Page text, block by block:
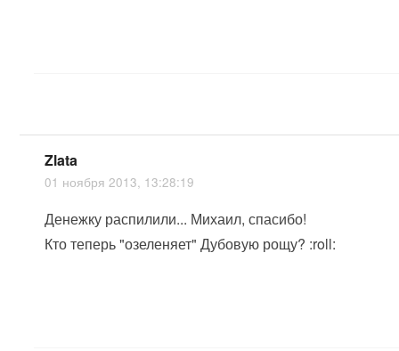
Zlata
01 ноября 2013, 13:28:19
Денежку распилили... Михаил, спасибо!
Кто теперь "озеленяет" Дубовую рощу? :roll: